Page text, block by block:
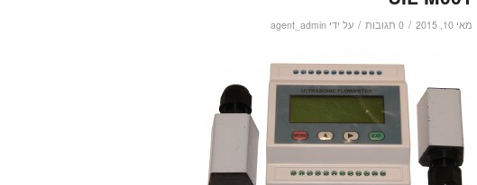
מאי 10, 2015 / 0 תגובות / על ידי agent_admin